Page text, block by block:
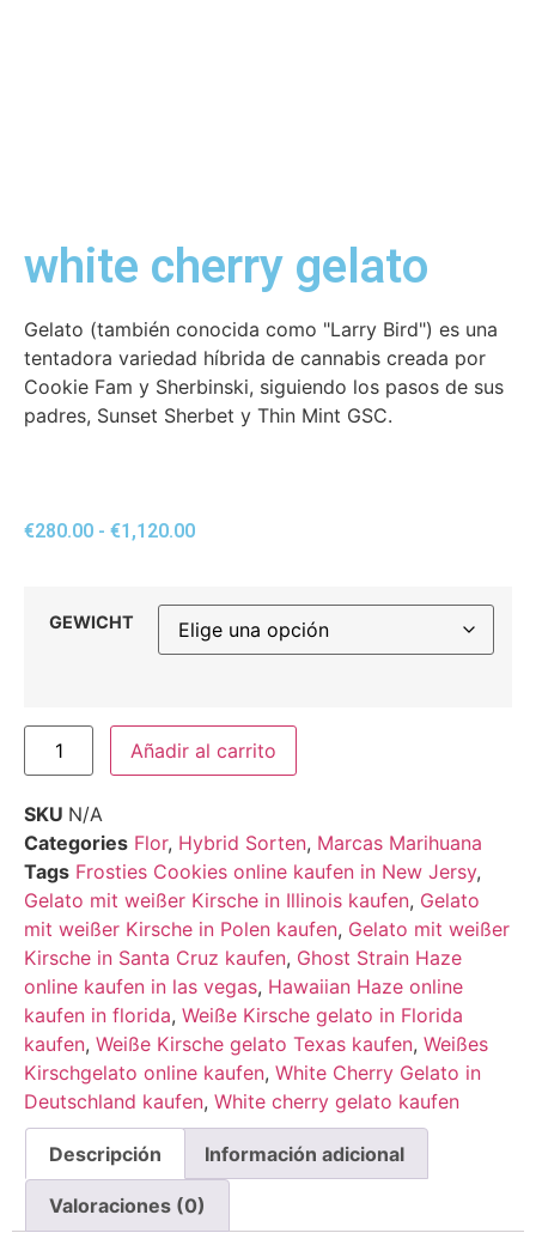
white cherry gelato
Gelato (también conocida como "Larry Bird") es una
tentadora variedad híbrida de cannabis creada por
Cookie Fam y Sherbinski, siguiendo los pasos de sus
padres, Sunset Sherbet y Thin Mint GSC.
€280.00 - €1,120.00
GEWICHT
Añadir al carrito
SKU N/A
Categories Flor, Hybrid Sorten, Marcas Marihuana
Tags Frosties Cookies online kaufen in New Jersy,
Gelato mit weißer Kirsche in Illinois kaufen, Gelato
mit weißer Kirsche in Polen kaufen, Gelato mit weißer
Kirsche in Santa Cruz kaufen, Ghost Strain Haze
online kaufen in las vegas, Hawaiian Haze online
kaufen in florida, Weiße Kirsche gelato in Florida
kaufen, Weiße Kirsche gelato Texas kaufen, Weißes
Kirschgelato online kaufen, White Cherry Gelato in
Deutschland kaufen, White cherry gelato kaufen
Descripción Información adicional
Valoraciones (0)